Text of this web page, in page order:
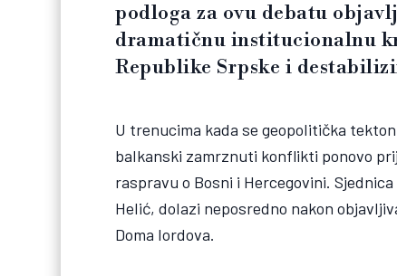
podloga za ovu debatu
dramatičnu institucionalnu
Republike Srpske i
U trenucima kada se geopolitička
balkanski zamrznuti konflikti ponovo
raspravu o Bosni i Hercegovini.
Helić, dolazi neposredno nakon
Doma lordova.